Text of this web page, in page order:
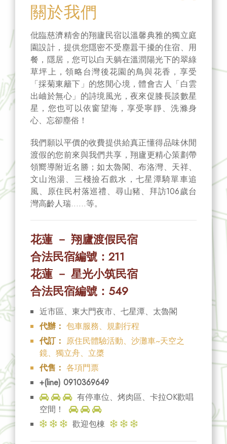
關於我們
仳臨慈濟精舍的翔廬民宿以溫馨典雅的獨立庭
園設計，提供您隱密不受塵囂干擾的住宿、用
餐，隱居，您可以白天躺在溫潤陽光下的翠綠
草坪上，領略台灣後花園的鳥與花香，享受
「採菊東籬下」的悠閒心境，體會古人「白雲
出岫於無心」的詩境風光，夜來促膝長談數星
星，您也可以依窗望海，享受寧靜、洗滌身
心、忘卻塵俗！
我們願以平價的收費提供給真正懂得品味休閒
渡假的您前來與我們共享，翔廬更精心策劃帶
領嚮導附近名勝；如太魯閣、布洛灣、天祥、
文山泡湯、三棧撿石戲水，七星潭騎單車追
風、原住民村落巡禮、尋山豬、拜訪106歲台
灣高齡人瑞……等。
花蓮 － 翔廬渡假民宿
合法民宿編號：211
花蓮 － 星光小筑民宿
合法民宿編號：549
近市區、東大門夜市、七星潭、太魯閣
代辦： 包車服務、規劃行程
代訂： 原住民體驗活動、沙灘車~天空之
鏡、獨立舟、立槳
代售： 各項門票
+(line) 0910369649
有停車位、烤肉區、卡拉OK歡唱
空間！
歡迎包棟